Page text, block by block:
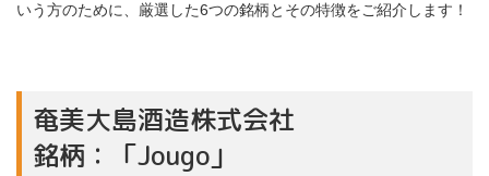
いう方のために、厳選した6つの銘柄とその特徴をご紹介します！
奄美大島酒造株式会社
銘柄：「Jougo」